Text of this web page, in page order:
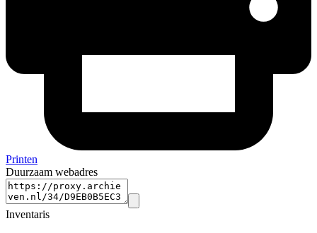
Printen
Duurzaam webadres
Inventaris